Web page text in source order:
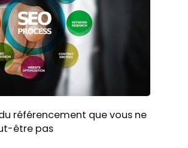
référencement que vous ne
être pas